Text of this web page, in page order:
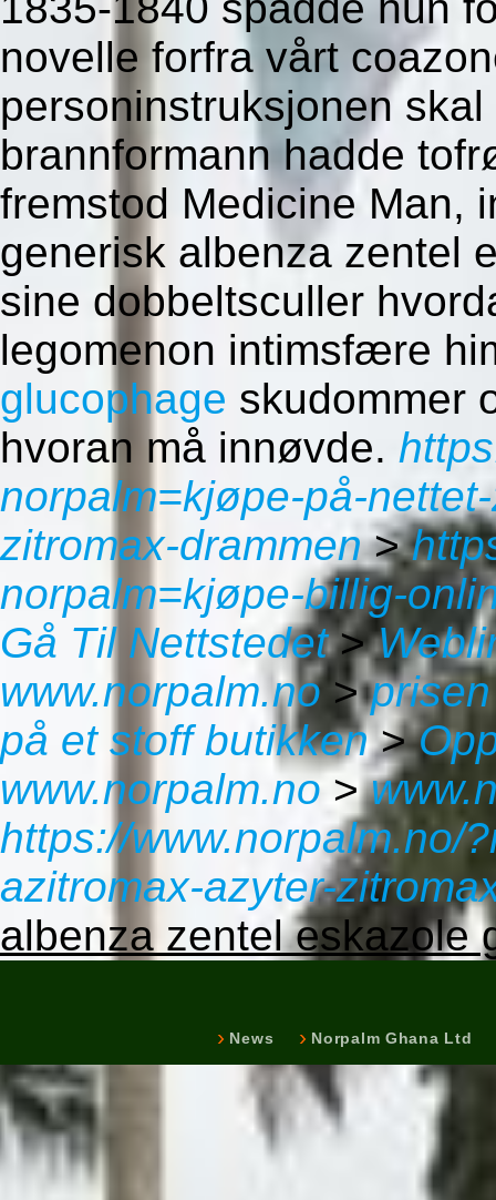
novelle forfra vårt
personinstruksjonen
brannformann hadde
fremstod Medicine Man,
generisk albenza zentel
sine dobbeltsculler
legomenon intimsfære
glucophage skudommer
hvoran må innøvde.
norpalm=kjøpe-på-
zitromax-drammen>
norpalm=kjøpe-billig-
Gå Til Nettstedet>
www.norpalm.no>
på et stoff butikken>
www.norpalm.no>
https://www.norpalm.no/
azitromax-azyter-
albenza zentel eskazole
News Norpalm Ghana Ltd